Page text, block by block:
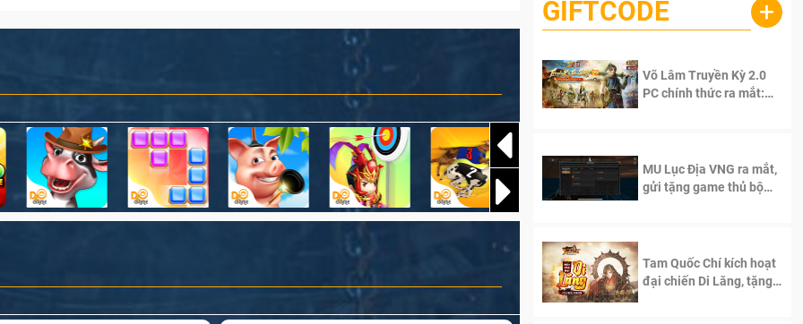
GIFTCODE +
Võ Lâm Truyền Kỳ 2.0
PC chính thức ra mắt:
MU Lục Địa VNG ra mắt,
gửi tặng game thủ bộ
Tam Quốc Chí kích hoạt
đại chiến Di Lăng, tặng